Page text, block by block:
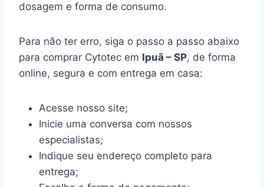
dosagem e forma de consumo.
Para não ter erro, siga o passo a passo abaixo
para comprar Cytotec em Ipuã – SP, de forma
online, segura e com entrega em casa:
Acesse nosso site;
Inicie uma conversa com nossos
especialistas;
Indique seu endereço completo para
entrega;